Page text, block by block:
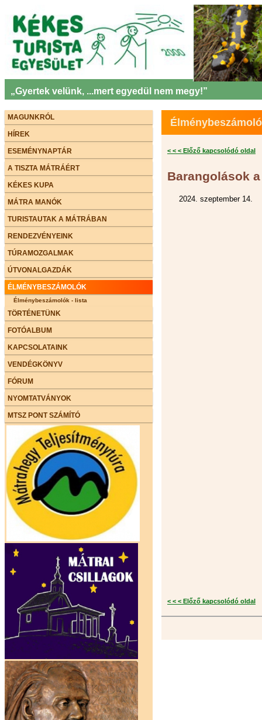
„Gyertek velünk, ...mert egyedül nem megy!”
MAGUNKRÓL
HÍREK
ESEMÉNYNAPTÁR
A TISZTA MÁTRÁÉRT
KÉKES KUPA
MÁTRA MANÓK
TURISTAUTAK A MÁTRÁBAN
RENDEZVÉNYEINK
TÚRAMOZGALMAK
ÚTVONALGAZDÁK
ÉLMÉNYBESZÁMOLÓK
Élménybeszámolók - lista
TÖRTÉNETÜNK
FOTÓALBUM
KAPCSOLATAINK
VENDÉGKÖNYV
FÓRUM
NYOMTATVÁNYOK
MTSZ PONT SZÁMÍTÓ
< < < Előző kapcsolódó oldal
Barangolások
2024. szeptember 14.
< < < Előző kapcsolódó oldal